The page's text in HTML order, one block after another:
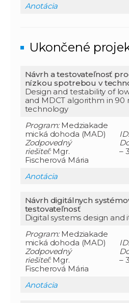
Anotácia
Ukončené
Návrh a testovateľnosť
nízkou spotrebou v
Design and testability of
and MDCT algorithm in 90
technology
Program:Medziakade
mická dohoda (MAD)
Zodpovedný
riešiteľ:Mgr.
Fischerová Mária
ID:
–
Anotácia
Návrh digitálnych
testovateľnosť
Digital systems design and
Program:Medziakade
mická dohoda (MAD)
Zodpovedný
riešiteľ:Mgr.
Fischerová Mária
ID:
–
Anotácia